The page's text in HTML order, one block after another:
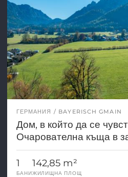
ГЕРМАНИЯ BAYERISCH GMAIN
Дом, в който да се
Очарователна къща в
природна обстановка
1
БАНИ
142,85 m²
ЖИЛИЩНА ПЛОЩ